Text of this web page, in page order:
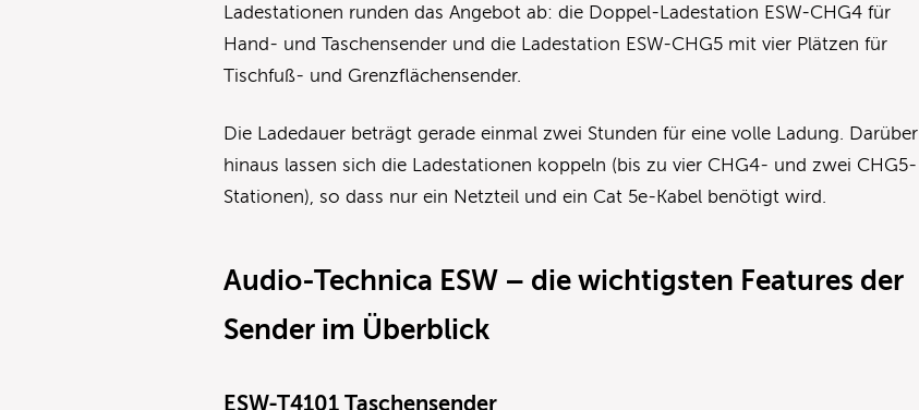
Ladestationen runden das Angebot ab: die Doppel-Ladestation ESW-CHG4 für
Hand- und Taschensender und die Ladestation ESW-CHG5 mit vier Plätzen für
Tischfuß- und Grenzflächensender.
Die Ladedauer beträgt gerade einmal zwei Stunden für eine volle Ladung. Darüber
hinaus lassen sich die Ladestationen koppeln (bis zu vier CHG4- und zwei CHG5-
Stationen), so dass nur ein Netzteil und ein Cat 5e-Kabel benötigt wird.
Audio-Technica ESW – die wichtigsten Features der
Sender im Überblick
ESW-T4101 Taschensender